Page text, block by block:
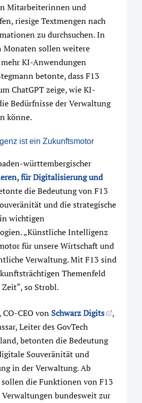
Mitarbeiterinnen und
riesige Textmengen nach
zu durchsuchen. In
Monaten sollen weitere
KI-Anwendungen
betonte, dass F13
ChatGPT zeige, wie KI-
Bedürfnisse der Verwaltung
könne.
ist ein Zukunftsmotor
württembergischer
für Digitalisierung und
die Bedeutung von F13
und die strategische
wichtigen
„Künstliche Intelligenz
für unsere Wirtschaft und
Verwaltung. Mit F13 sind
Themenfeld
so Strobl.
CEO von Schwarz Digits
,
Leiter des GovTech
betonten die Bedeutung
Souveränität und
in der Verwaltung. Ab
sollen die Funktionen von F13
bundesweit zur